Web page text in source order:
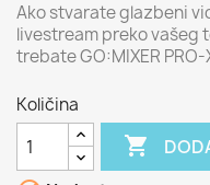
Ako stvarate glazbeni
livestream preko vašeg
trebate GO:MIXER PRO-
Količina
